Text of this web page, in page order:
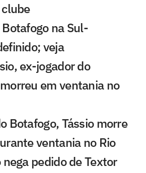
na Sul-
veja
ex-jogador do
em ventania no
Botafogo, Tássio morre
ventania no Rio
pedido de Textor